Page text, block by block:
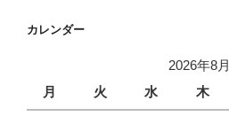
カレンダー
2026年8月
月
火 水 木